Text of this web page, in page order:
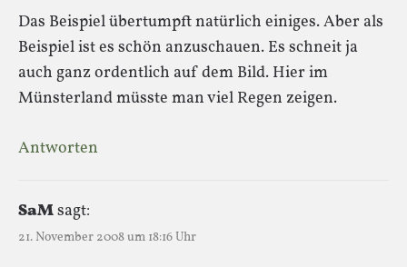
Das Beispiel übertumpft natürlich einiges. Aber als
Beispiel ist es schön anzuschauen. Es schneit ja
auch ganz ordentlich auf dem Bild. Hier im
Münsterland müsste man viel Regen zeigen.
Antworten
SaMsagt:
21. November 2008 um 18:16 Uhr